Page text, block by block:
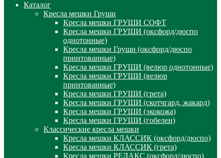
Каталог
Кресла мешки Груши
Кресла мешки ГРУШИ СОФТ
Кресла мешки ГРУШИ (оксфорд/дюспо
однотонные)
Кресла мешки Груши (оксфорд/дюспо
принтованные)
Кресла мешки ГРУШИ (велюр однотонные)
Кресла мешки ГРУШИ (велюр
принтованные)
Кресла мешки ГРУШИ (грета)
Кресла мешки ГРУШИ (скотчгард, жакард)
Кресла мешки ГРУШИ (экокожа)
Кресла мешки ГРУШИ (гобелен)
Классические кресла мешки
Кресла мешки КЛАССИК (оксфорд/дюспо)
Кресла мешки КЛАССИК (грета)
Креслa мешки РЕЛАКС (оксфорд/дюспо)